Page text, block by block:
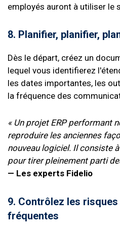
employés auront à utiliser le
8. Planifier, planifier,
Dès le départ, créez un
lequel vous identifierez
les dates importantes, les
la fréquence des
« Un projet ERP performant
reproduire les anciennes
nouveau logiciel. Il consiste
pour tirer pleinement parti
— Les experts Fidelio
9. Contrôlez les
fréquentes